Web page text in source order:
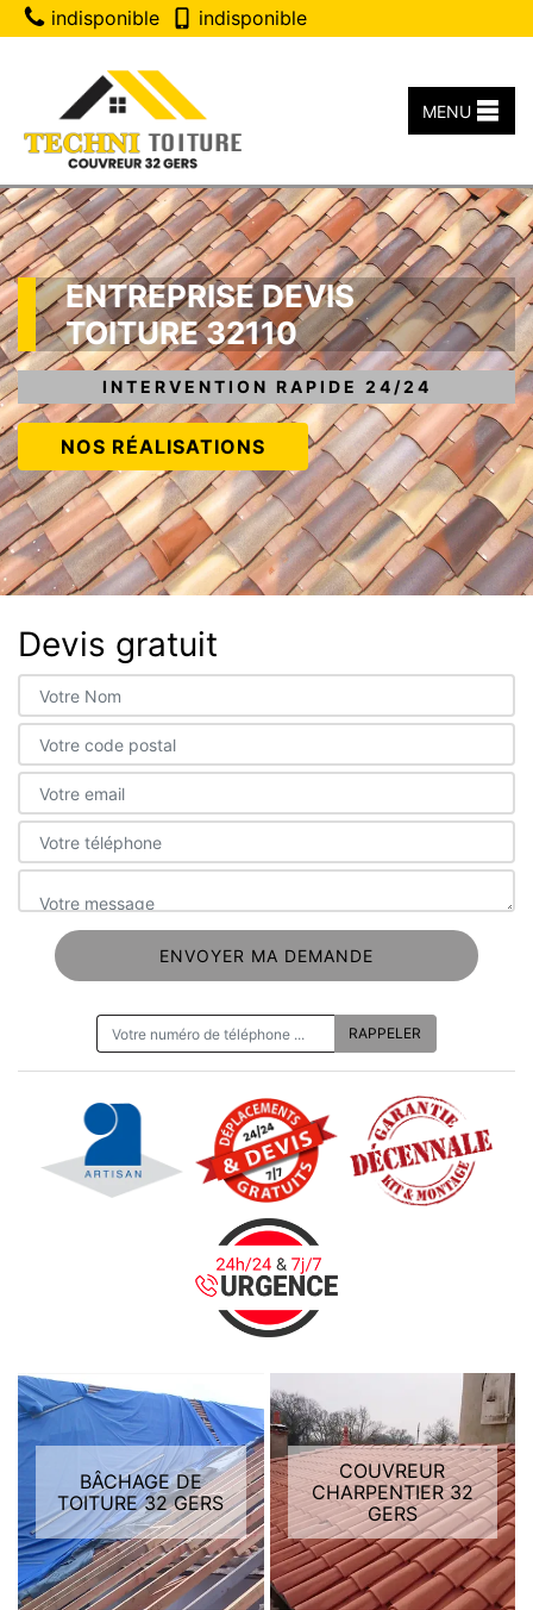
indisponible indisponible
MENU
ENTREPRISE DEVIS
TOITURE 32110
INTERVENTION RAPIDE 24/24
NOS RÉALISATIONS
Devis gratuit
BÂCHAGE DE
TOITURE 32 GERS
COUVREUR
CHARPENTIER 32
GERS